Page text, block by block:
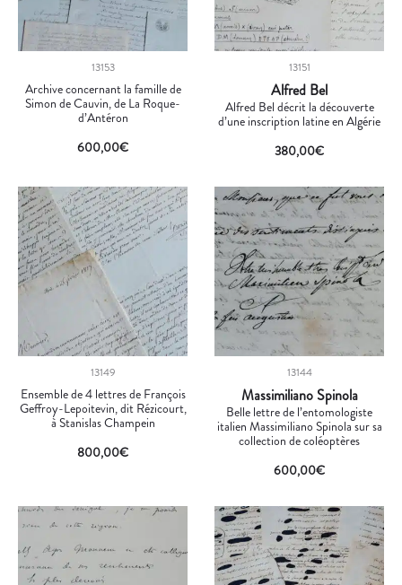
13153
Archive concernant la famille de
Simon de Cauvin, de La Roque-
d’Antéron
600,00€
13151
Alfred Bel
Alfred Bel décrit la découverte
d’une inscription latine en Algérie
380,00€
13149
Ensemble de 4 lettres de François
Geffroy-Lepoitevin, dit Rézicourt,
à Stanislas Champein
800,00€
13144
Massimiliano Spinola
Belle lettre de l’entomologiste
italien Massimiliano Spinola sur sa
collection de coléoptères
600,00€